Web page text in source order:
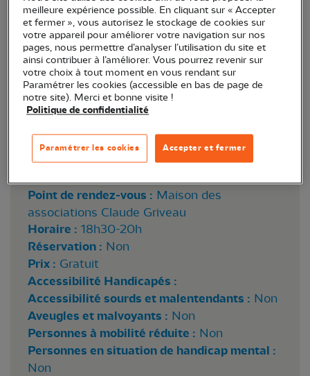
Point de rendez-vous : Maison des
associations Claude Griveau
Horaire : 18h30-20h
Réservation : Non
Prix : Gratuit
Accessibilité Handicapés :
Accessibilité sourds et malentendants : Non
Aveugles et malvoyants : Non
Personnes à mobilité réduite : Non
Personnes en situation de handicap mental :
Non
meilleure expérience possible. En cliquant sur « Accepter
et fermer », vous autorisez le stockage de cookies sur
votre appareil pour améliorer votre navigation sur nos
pages, nous permettre d’analyser l’utilisation du site et
ainsi contribuer à l’améliorer. Vous pourrez revenir sur
votre choix à tout moment en vous rendant sur
Paramétrer les cookies (accessible en bas de page de
notre site). Merci et bonne visite !
Politique de confidentialité
Accepter et fermer
Paramétrer les cookies